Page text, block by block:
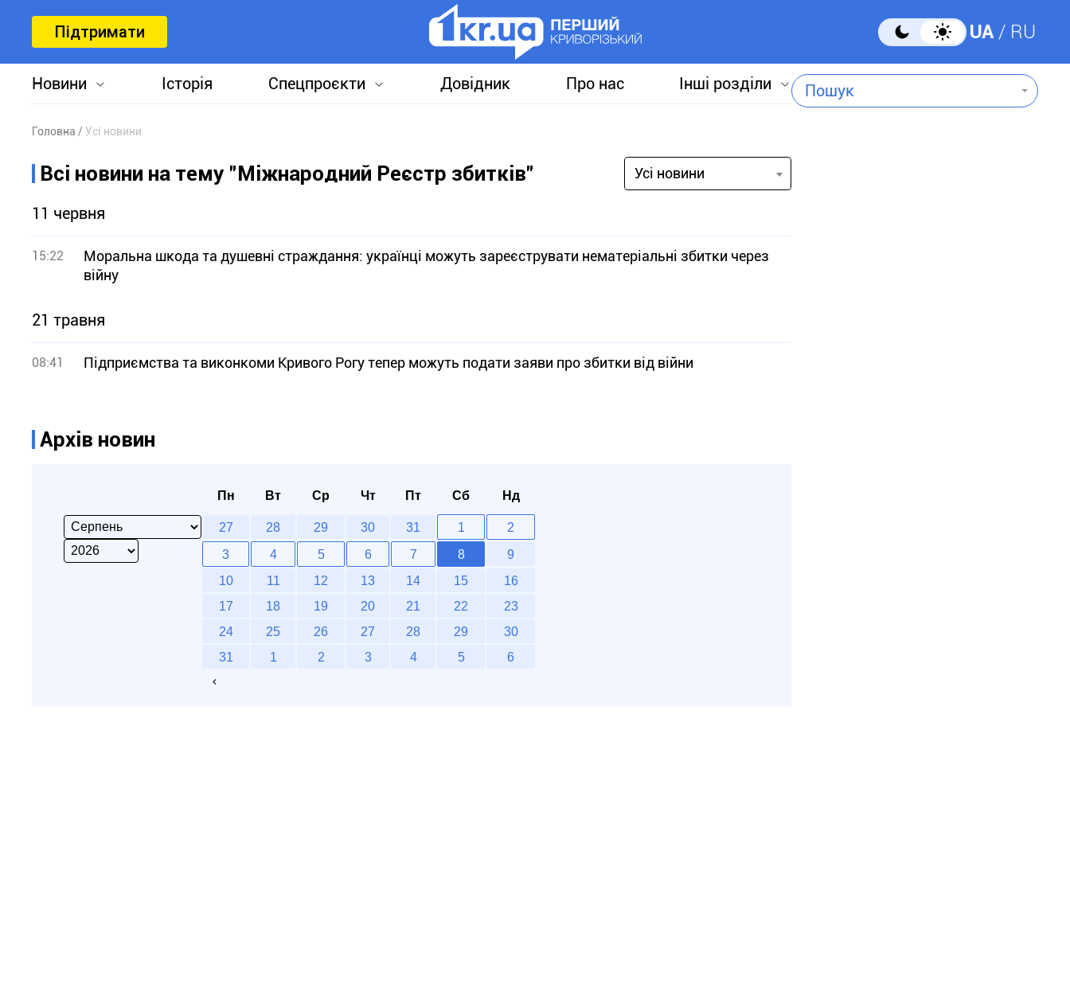
Підтримати UA RU
Новини Історія Спецпроєкти Довідник Про нас Інші розділи Пошук
Головна Усі новини
Всі новини на тему "Міжнародний Реєстр збитків" Усі новини
11 червня
15:22
Моральна шкода та душевні страждання: українці можуть зареєструвати нематеріальні збитки через
війну
21 травня
08:41 Підприємства та виконкоми Кривого Рогу тепер можуть подати заяви про збитки від війни
Архів новин
Пн Вт Ср Чт Пт Сб Нд
27 28 29 30 31 1
2
3
4 5 6 7 8
9
10
11 12 13 14 15
16
17
18 19 20 21 22
23
24
25 26 27 28 29
30
31
1 2 3 4 5 6